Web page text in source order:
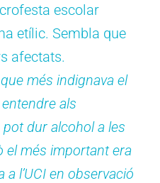
escolar
etílic. Sembla que
afectats.
més indignava el
als
dur alcohol a les
el més important era
a l’UCI en observació